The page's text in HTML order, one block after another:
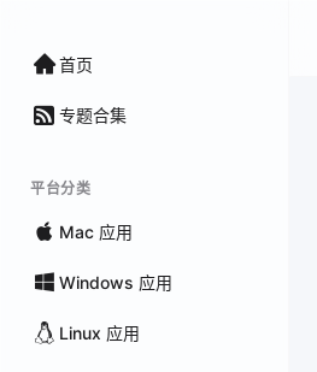
首页
专题合集
平台分类
Mac 应用
Windows 应用
Linux 应用